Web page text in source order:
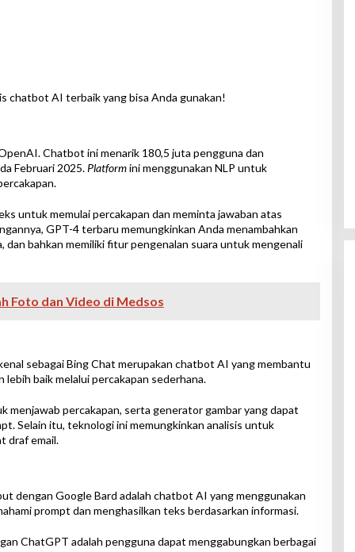
chatbot AI terbaik yang bisa Anda gunakan!
Chatbot ini menarik 180,5 juta pengguna dan
Februari 2025. Platformini menggunakan NLP untuk
untuk memulai percakapan dan meminta jawaban atas
GPT-4 terbaru memungkinkan Anda menambahkan
dan bahkan memiliki fitur pengenalan suara untuk mengenali
Foto dan Video di Medsos
sebagai Bing Chat merupakan chatbot AI yang membantu
baik melalui percakapan sederhana.
menjawab percakapan, serta generator gambar yang dapat
Selain itu, teknologi ini memungkinkan analisis untuk
draf email.
dengan Google Bard adalah chatbot AI yang menggunakan
prompt dan menghasilkan teks berdasarkan informasi.
ChatGPT adalah pengguna dapat menggabungkan berbagai